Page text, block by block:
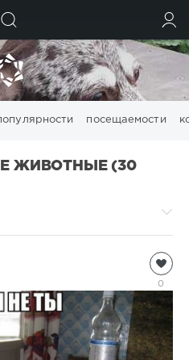
посещаемости
ЖИВОТНЫЕ (30
0